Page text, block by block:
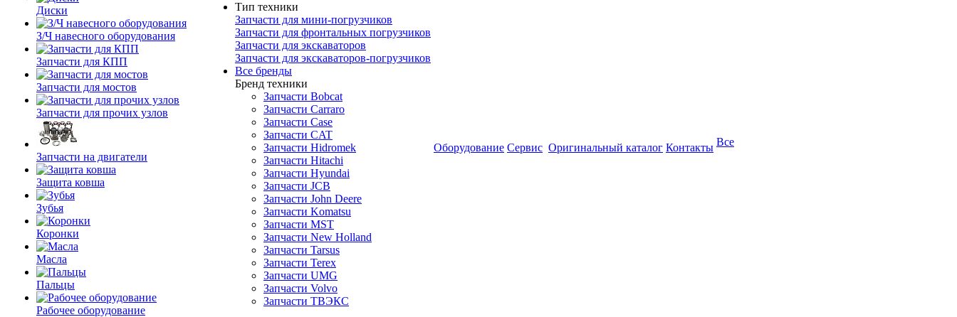
Диски
З/Ч навесного оборудования
Запчасти для КПП
Запчасти для мостов
Запчасти для прочих узлов
Запчасти на двигатели
Защита ковша
Зубья
Коронки
Масла
Пальцы
Рабочее оборудование
Тип техники
Запчасти для мини-погрузчиков
Запчасти для фронтальных погрузчиков
Запчасти для экскаваторов
Запчасти для экскаваторов-погрузчиков
Все бренды
Бренд техники
Запчасти Bobcat
Запчасти Carraro
Запчасти Case
Запчасти CAT
Запчасти Hidromek
Запчасти Hitachi
Запчасти Hyundai
Запчасти JCB
Запчасти John Deere
Запчасти Komatsu
Запчасти MST
Запчасти New Holland
Запчасти Tarsus
Запчасти Terex
Запчасти UMG
Запчасти Volvo
Запчасти ТВЭКС
Оборудование Сервис Оригинальный каталог Контакты Все